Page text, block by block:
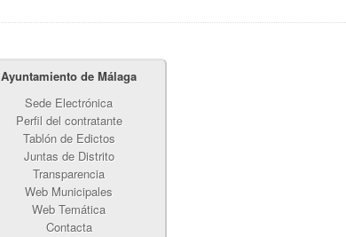
Ayuntamiento de Málaga
Sede Electrónica
Perfil del contratante
Tablón de Edictos
Juntas de Distrito
Transparencia
Web Municipales
Web Temática
Contacta